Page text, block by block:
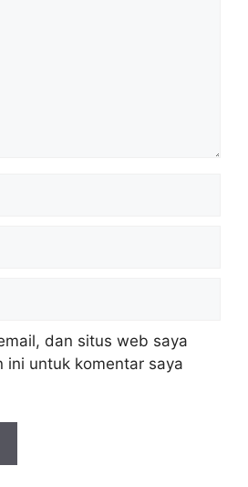
dan situs web saya
ini untuk komentar saya